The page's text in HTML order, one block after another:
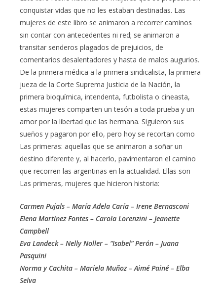
conquistar vidas que no les estaban destinadas. Las
mujeres de este libro se animaron a recorrer caminos
sin contar con antecedentes ni red; se animaron a
transitar senderos plagados de prejuicios, de
comentarios desalentadores y hasta de malos augurios.
De la primera médica a la primera sindicalista, la primera
jueza de la Corte Suprema Justicia de la Nación, la
primera bioquímica, intendenta, futbolista o cineasta,
estas mujeres comparten un tesón a toda prueba y un
amor por la libertad que las hermana. Siguieron sus
sueños y pagaron por ello, pero hoy se recortan como
Las primeras: aquellas que se animaron a soñar un
destino diferente y, al hacerlo, pavimentaron el camino
que recorren las argentinas en la actualidad. Ellas son
Las primeras, mujeres que hicieron historia:
Carmen Pujals – María Adela Caría – Irene Bernasconi
Elena Martínez Fontes – Carola Lorenzini – Jeanette
Campbell
Eva Landeck – Nelly Noller – “Isabel” Perón – Juana
Pasquini
Norma y Cachita – Mariela Muñoz – Aimé Painé – Elba
Selva